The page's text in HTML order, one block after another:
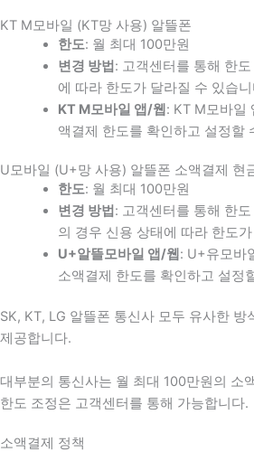
KT M모바일 (KT망 사용) 알뜰폰
한도: 월 최대 100만원
변경 방법 : 고객센터를 통해 한
에 따라 한도가 달라질 수 있습
KT M모바일 앱/웹 : KT M모바일
액결제 한도를 확인하고 설정할
U모바일 (U+망 사용) 알뜰폰 소액결제 현
한도: 월 최대 100만원
변경 방법 : 고객센터를 통해 한
의 경우 신용 상태에 따라 한도
U+알뜰모바일 앱/웹 : U+유모바
소액결제 한도를 확인하고 설정
SK, KT, LG 알뜰폰 통신사 모두 유사한 방
제공합니다.
대부분의 통신사는 월 최대 100만원의 소
한도 조정은 고객센터를 통해 가능합니다.
소액결제 정책